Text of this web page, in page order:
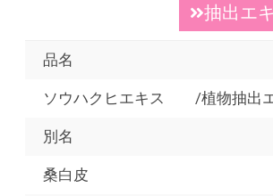
抽出エ
品名
ソウハクヒエキス /植物抽出
別名
桑白皮